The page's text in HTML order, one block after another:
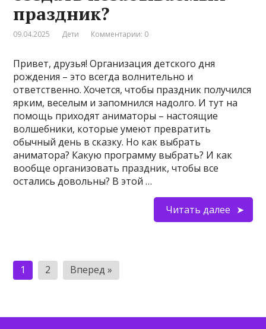
праздник?
09.04.2025 Дети Комментарии: 0
Привет, друзья! Организация детского дня
рождения – это всегда волнительно и
ответственно. Хочется, чтобы праздник получился
ярким, веселым и запомнился надолго. И тут на
помощь приходят аниматоры – настоящие
волшебники, которые умеют превратить
обычный день в сказку. Но как выбрать
аниматора? Какую программу выбрать? И как
вообще организовать праздник, чтобы все
остались довольны? В этой …
Читать далее
Пагинация
записей
1 2 Вперед »